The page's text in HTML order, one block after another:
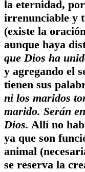
la eternidad,
irrenunciable y
(existe la
aunque haya
que Dios ha
y agregando el
tienen sus
ni los maridos
marido. Serán
Dios. Allí no
ya que son
animal
se reserva la